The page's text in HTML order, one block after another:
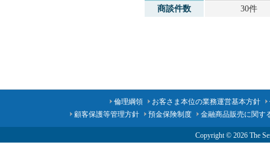
商談件数 30件
倫理綱領 お客さま本位の業務運営基本方針
顧客保護等管理方針
預金保険制度 金融商品販売に関す
Copyright © 2026 The